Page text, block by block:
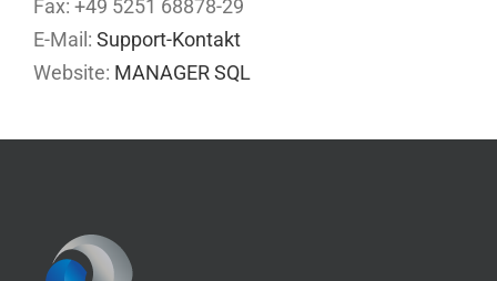
Fax: +49 5251 68878-29
E-Mail: Support-Kontakt
Website: MANAGER SQL